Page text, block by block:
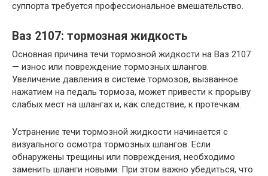
суппорта требуется профессиональное вмешательство.
Ваз 2107: тормозная жидкость
Основная причина течи тормозной жидкости на Ваз 2107
— износ или повреждение тормозных шлангов.
Увеличение давления в системе тормозов, вызванное
нажатием на педаль тормоза, может привести к прорыву
слабых мест на шлангах и, как следствие, к протечкам.
Устранение течи тормозной жидкости начинается с
визуального осмотра тормозных шлангов. Если
обнаружены трещины или повреждения, необходимо
заменить шланги новыми. При этом важно убедиться, что